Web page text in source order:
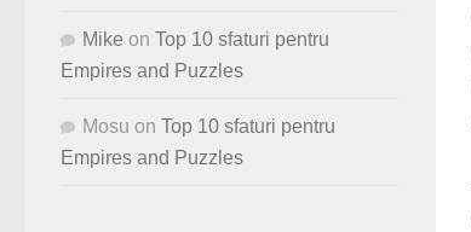
Mike on Top 10 sfaturi pentru
Empires and Puzzles
Mosu on Top 10 sfaturi pentru
Empires and Puzzles